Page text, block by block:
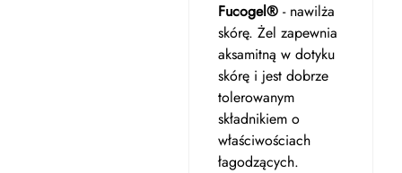
Fucogel®- nawilża
skórę. Żel zapewnia
aksamitną w dotyku
skórę i jest dobrze
tolerowanym
składnikiem o
właściwościach
łagodzących.